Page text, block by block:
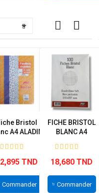

Bristol
A4 ALADIN
TND
Commander
FICHE BRISTOL
BLANC A4
18,680 TND
Commander